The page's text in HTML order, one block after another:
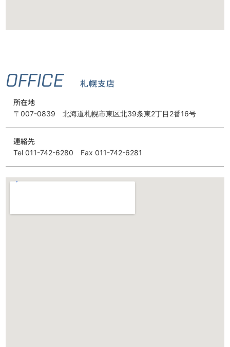
OFFICE 札幌支店
所在地
〒007-0839 北海道札幌市東区北39条東2丁目2番16号
連絡先
Tel 011-742-6280 Fax 011-742-6281